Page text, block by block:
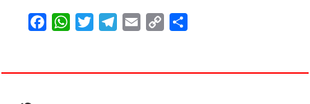
F
e
W
t
T
t
T
e
E
i
C
y
r